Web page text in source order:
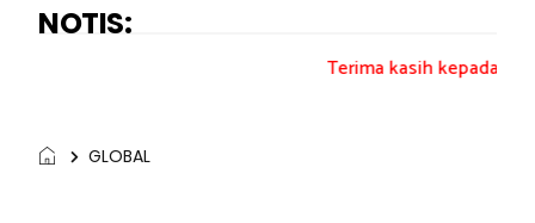
NOTIS:
Terima kasih kepada semua
GLOBAL